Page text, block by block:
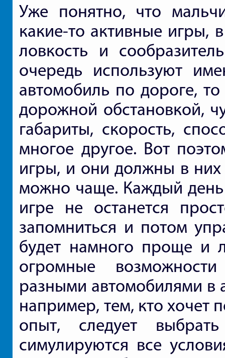
Уже понятно, что
какие-то активные игры,
ловкость и
очередь используют
автомобиль по дороге,
дорожной обстановкой,
габариты, скорость,
многое другое. Вот
игры, и они должны в
можно чаще. Каждый
игре не останется
запомниться и потом
будет намного проще и
огромные
разными автомобилями в
например, тем, кто хочет
опыт, следует
симулируются все